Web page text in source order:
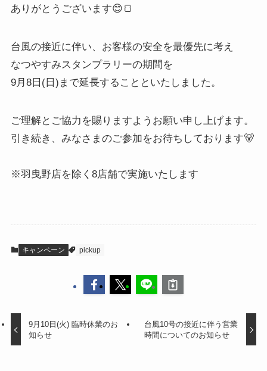
ありがとうございます😊🍞
台風の接近に伴い、お客様の安全を最優先に考え
なつやすみスタンプラリーの期間を
9月8日(日)まで延長することといたしました。
ご理解とご協力を賜りますようお願い申し上げます。
引き続き、みなさまのご参加をお待ちしております🐻
※羽曳野店を除く8店舗で実施いたします
キャンペーン pickup
9月10日(火) 臨時休業のお
知らせ
台風10号の接近に伴う営業
時間についてのお知らせ